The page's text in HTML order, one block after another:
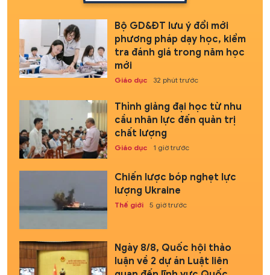
Bộ GD&ĐT lưu ý đổi mới
phương pháp dạy học, kiểm
tra đánh giá trong năm học
mới
Giáo dục 32 phút trước
Thỉnh giảng đại học từ nhu
cầu nhân lực đến quản trị
chất lượng
Giáo dục 1 giờ trước
Chiến lược bóp nghẹt lực
lượng Ukraine
Thế giới 5 giờ trước
Ngày 8/8, Quốc hội thảo
luận về 2 dự án Luật liên